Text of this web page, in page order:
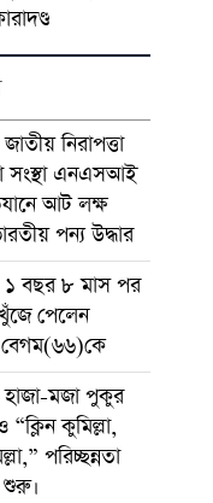
নিরাপত্তা
সংস্থা এনএসআই
আট লক্ষ
পন্য উদ্ধার
১ বছর ৮ মাস পর
পেলেন
হাজা-মজা পুকুর
“ক্লিন কুমিল্লা,
পরিচ্ছন্নতা
শুরু।